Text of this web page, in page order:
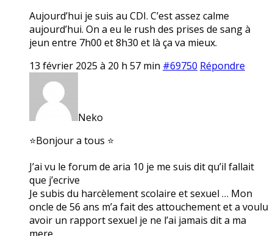
Aujourd’hui je suis au CDI. C’est assez calme
aujourd’hui. On a eu le rush des prises de sang à
jeun entre 7h00 et 8h30 et là ça va mieux.
13 février 2025 à 20 h 57 min #69750 Répondre
Neko
⭐Bonjour a tous ⭐
J’ai vu le forum de aria 10 je me suis dit qu’il fallait
que j’ecrive
Je subis du harcèlement scolaire et sexuel … Mon
oncle de 56 ans m’a fait des attouchement et a voulu
avoir un rapport sexuel je ne l’ai jamais dit a ma